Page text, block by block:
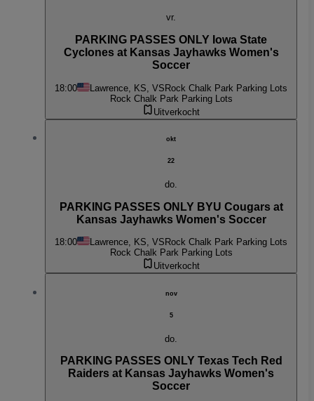
vr.
PARKING PASSES ONLY Iowa State
Cyclones at Kansas Jayhawks Women's
Soccer
18:00 Lawrence, KS, VSRock Chalk Park Parking Lots
Rock Chalk Park Parking Lots
Uitverkocht
okt
22
do.
PARKING PASSES ONLY BYU Cougars at
Kansas Jayhawks Women's Soccer
18:00 Lawrence, KS, VS Rock Chalk Park Parking Lots
Rock Chalk Park Parking Lots
Uitverkocht
nov
5
do.
PARKING PASSES ONLY Texas Tech Red
Raiders at Kansas Jayhawks Women's
Soccer